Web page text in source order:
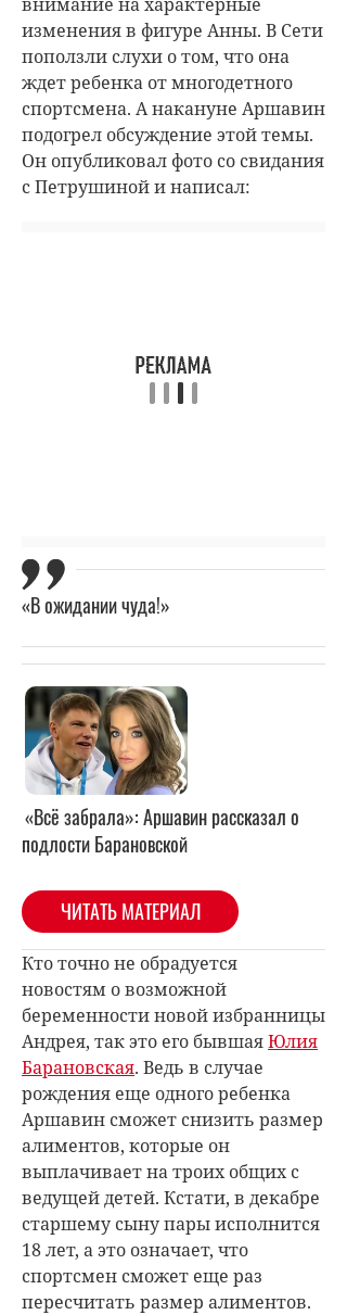
изменения в фигуре Анны. В Сети
поползли слухи о том, что она
ждет ребенка от многодетного
спортсмена. А накануне Аршавин
подогрел обсуждение этой темы.
Он опубликовал фото со свидания
с Петрушиной и написал:
«В ожидании чуда!»
«Всё забрала»: Аршавин рассказал о
подлости Барановской
ЧИТАТЬ МАТЕРИАЛ
Кто точно не обрадуется
новостям о возможной
беременности новой избранницы
Андрея, так это его бывшаяЮлия
Барановская. Ведь в случае
рождения еще одного ребенка
Аршавин сможет снизить размер
алиментов, которые он
выплачивает на троих общих с
ведущей детей. Кстати, в декабре
старшему сыну пары исполнится
18 лет, а это означает, что
спортсмен сможет еще раз
пересчитать размер алиментов.